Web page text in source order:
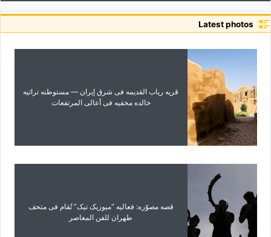
Latest photos
قریه ریاب القدیمه فی شرق إیران — مستوطنه تراثیه
خالده مخفیه فی أعالی المرتفعات
قصه مصوّره: فعالیه “میوزیک تیک” تُقام فی متحف
طهران للفن المعاصر